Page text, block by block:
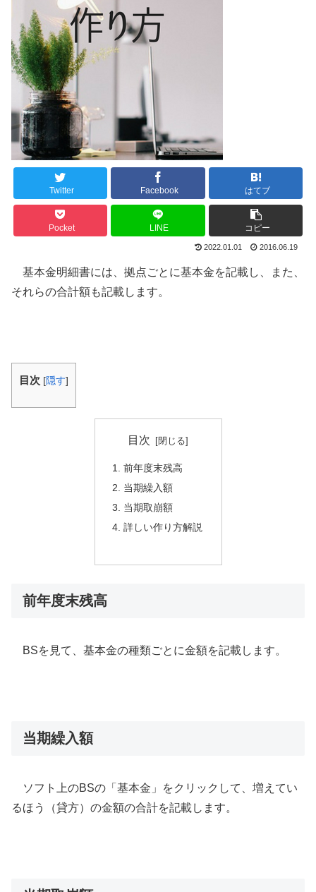
Twitter Facebook はてブ
Pocket LINE コピー
2022.01.01 2016.06.19
基本金明細書には、拠点ごとに基本金を記載し、また、
それらの合計額も記載します。
目次 [隠す]
目次
前年度末残高
当期繰入額
当期取崩額
詳しい作り方解説
前年度末残高
BSを見て、基本金の種類ごとに金額を記載します。
当期繰入額
ソフト上のBSの「基本金」をクリックして、増えてい
るほう（貸方）の金額の合計を記載します。